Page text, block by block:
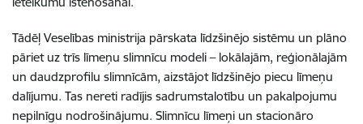
Tādēļ Veselības ministrija pārskata līdzšinējo sistēmu un plāno
pāriet uz trīs līmeņu slimnīcu modeli – lokālajām, reģionālajām
un daudzprofilu slimnīcām, aizstājot līdzšinējo piecu līmeņu
dalījumu. Tas nereti radījis sadrumstalotību un pakalpojumu
nepilnīgu nodrošinājumu. Slimnīcu līmeņi un stacionāro